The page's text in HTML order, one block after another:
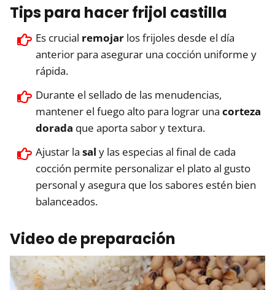
Tips para hacer frijol castilla
Es crucial remojar los frijoles desde el día
anterior para asegurar una cocción uniforme y
rápida.
Durante el sellado de las menudencias,
mantener el fuego alto para lograr una corteza
dorada que aporta sabor y textura.
Ajustar la sal y las especias al final de cada
cocción permite personalizar el plato al gusto
personal y asegura que los sabores estén bien
balanceados.
Video de preparación